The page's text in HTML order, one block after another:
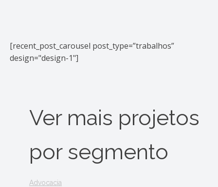
[recent_post_carousel post_type=”trabalhos”
design="design-1"]
Ver mais projetos
por segmento
Advocacia